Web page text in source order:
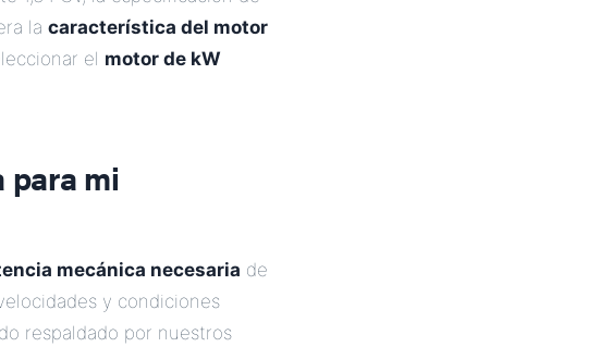
la característica del motor
el motor de kW
para mi
mecánica necesaria de
y condiciones
respaldado por nuestros